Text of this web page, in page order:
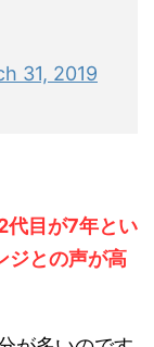
31, 2019
代目が7年とい
ジとの声が高